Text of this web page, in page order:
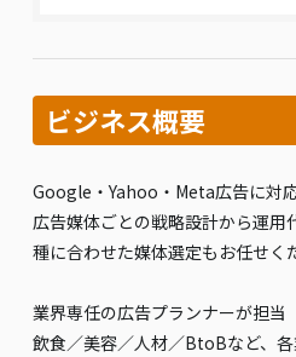
ビジネス概要
Google・Yahoo・Meta広告に対
広告媒体ごとの戦略設計から運用
種に合わせた媒体選定もお任せく
業界専任の広告プランナーが担当
飲食／美容／人材／BtoBなど、